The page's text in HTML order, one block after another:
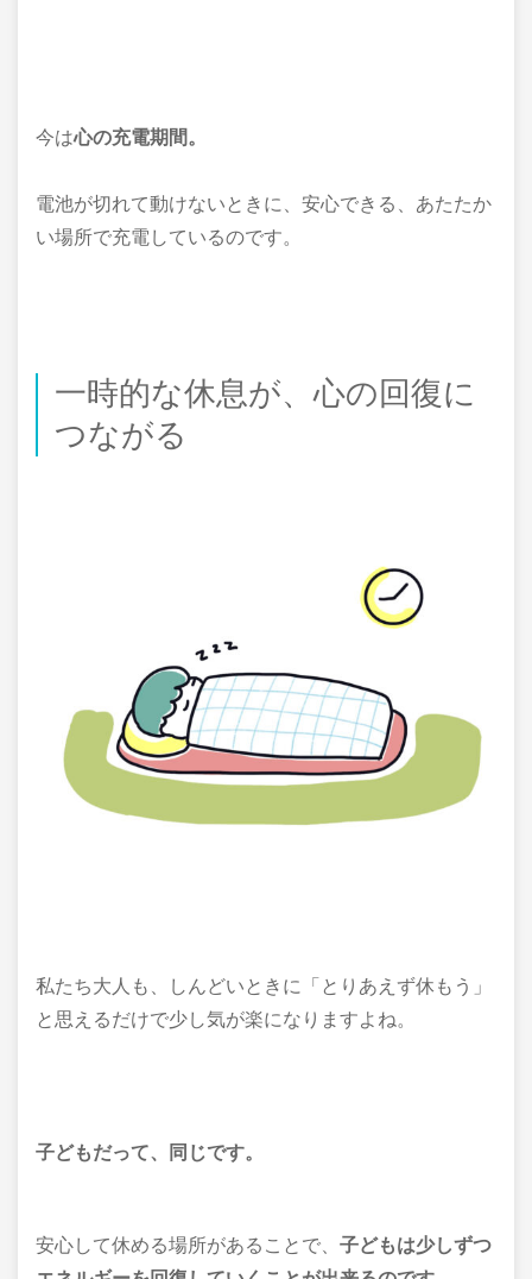
今は心の充電期間。
電池が切れて動けないときに、安心できる、あたたか
い場所で充電しているのです。
一時的な休息が、心の回復に
つながる
私たち大人も、しんどいときに「とりあえず休もう」
と思えるだけで少し気が楽になりますよね。
子どもだって、同じです。
安心して休める場所があることで、 子どもは少しずつ